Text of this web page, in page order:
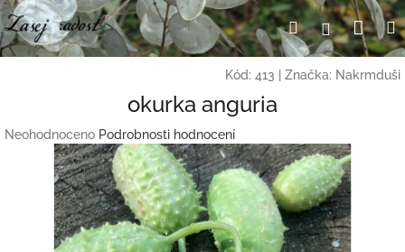
Přejít
na
obsah
HledatPřihlášení
Kód: 413 Značka: Nakrmduši
okurka anguria
Průměrné
hodnocení
produktu
Neohodnoceno Podrobnosti hodnocení